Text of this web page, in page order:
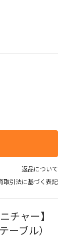
返品について
取引法に基づく表記
チャー】
ーブル）